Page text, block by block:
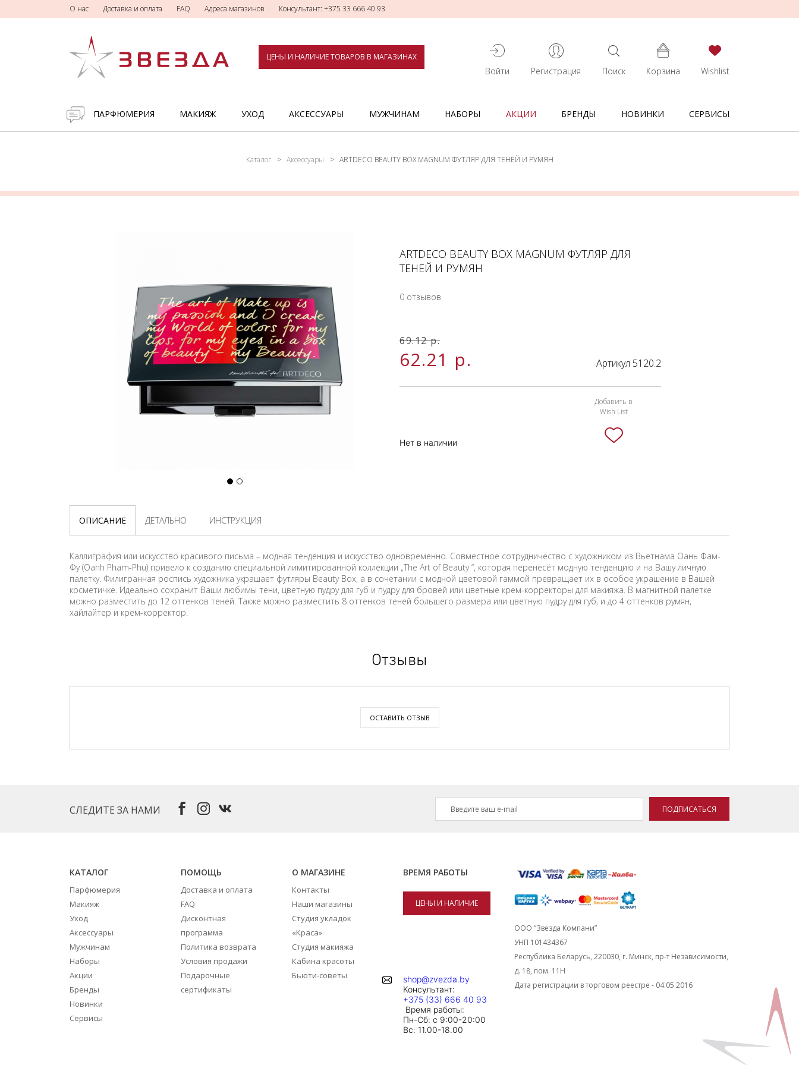
О нас Доставка и оплата FAQ Адреса магазинов Консультант: +375 33 666 40 93
ЦЕНЫ И НАЛИЧИЕ ТОВАРОВ В МАГАЗИНАХ
Войти Регистрация Поиск Корзина Wishlist
ПАРФЮМЕРИЯ МАКИЯЖ УХОД АКСЕССУАРЫ МУЖЧИНАМ НАБОРЫ АКЦИИ БРЕНДЫ НОВИНКИ СЕРВИСЫ
Каталог Аксессуары ARTDECO BEAUTY BOX MAGNUM ФУТЛЯР ДЛЯ ТЕНЕЙ И РУМЯН
ARTDECO BEAUTY BOX MAGNUM ФУТЛЯР ДЛЯ
ТЕНЕЙ И РУМЯН
0 отзывов
69.12 р.
62.21 р. Артикул 5120.2
Нет в наличии
Добавить в
Wish List
ОПИСАНИЕ ДЕТАЛЬНО ИНСТРУКЦИЯ
Каллиграфия или искусство красивого письма – модная тенденция и искусство одновременно. Совместное сотрудничество с художником из Вьетнама Оань Фам-
Фу (Oanh Pham-Phu) привело к созданию специальной лимитированной коллекции „The Art of Beauty “, которая перенесёт модную тенденцию и на Вашу личную
палетку. Филигранная роспись художника украшает футляры Beauty Box, а в сочетании с модной цветовой гаммой превращает их в особое украшение в Вашей
косметичке. Идеально сохранит Ваши любимы тени, цветную пудру для губ и пудру для бровей или цветные крем-корректоры для макияжа. В магнитной палетке
можно разместить до 12 оттенков теней. Также можно разместить 8 оттенков теней большего размера или цветную пудру для губ, и до 4 оттенков румян,
хайлайтер и крем-корректор.
Отзывы
ОСТАВИТЬ ОТЗЫВ
СЛЕДИТЕ ЗА НАМИ ПОДПИСАТЬСЯ
КАТАЛОГ
Парфюмерия
Макияж
Уход
Аксессуары
Мужчинам
Наборы
Акции
Бренды
Новинки
Сервисы
ПОМОЩЬ
Доставка и оплата
FAQ
Дисконтная
программа
Политика возврата
Условия продажи
Подарочные
сертификаты
О МАГАЗИНЕ
Контакты
Наши магазины
Студия укладок
«Краса»
Студия макияжа
Кабина красоты
Бьюти-советы
ВРЕМЯ РАБОТЫ
ЦЕНЫ И НАЛИЧИЕ
shop@zvezda.by
Консультант:
+375 (33) 666 40 93
Время работы:
Пн-Сб: с 9:00-20:00
Вc: 11.00-18.00
ООО “Звезда Компани”
УНП 101434367
Республика Беларусь, 220030, г. Минск, пр-т Независимости,
д. 18, пом. 11Н
Дата регистрации в торговом реестре - 04.05.2016